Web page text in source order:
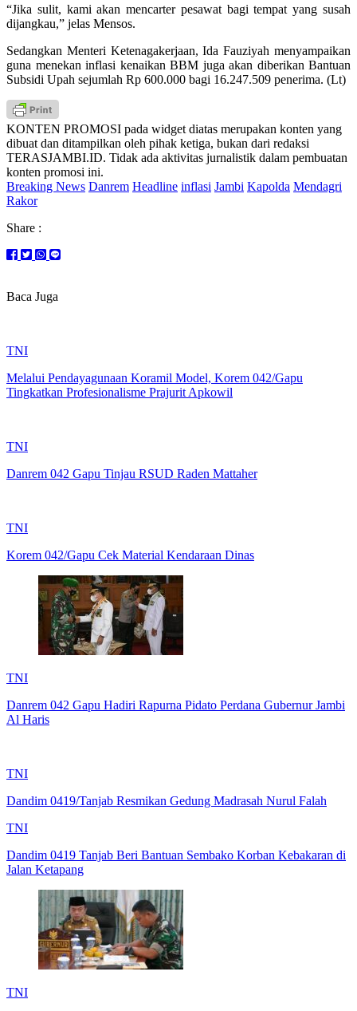
“Jika sulit, kami akan mencarter pesawat bagi tempat yang susah
dijangkau,” jelas Mensos.
Sedangkan Menteri Ketenagakerjaan, Ida Fauziyah menyampaikan
guna menekan inflasi kenaikan BBM juga akan diberikan Bantuan
Subsidi Upah sejumlah Rp 600.000 bagi 16.247.509 penerima. (Lt)
KONTEN PROMOSI pada widget diatas merupakan konten yang
dibuat dan ditampilkan oleh pihak ketiga, bukan dari redaksi
TERASJAMBI.ID. Tidak ada aktivitas jurnalistik dalam pembuatan
konten promosi ini.
Breaking News Danrem Headline inflasi Jambi Kapolda Mendagri
Rakor
Share :
Baca Juga
TNI
Melalui Pendayagunaan Koramil Model, Korem 042/Gapu
Tingkatkan Profesionalisme Prajurit Apkowil
TNI
Danrem 042 Gapu Tinjau RSUD Raden Mattaher
TNI
Korem 042/Gapu Cek Material Kendaraan Dinas
TNI
Danrem 042 Gapu Hadiri Rapurna Pidato Perdana Gubernur Jambi
Al Haris
TNI
Dandim 0419/Tanjab Resmikan Gedung Madrasah Nurul Falah
TNI
Dandim 0419 Tanjab Beri Bantuan Sembako Korban Kebakaran di
Jalan Ketapang
TNI